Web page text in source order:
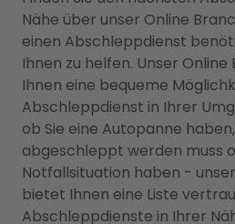
Nähe über unser Online
einen Abschleppdienst
Ihnen zu helfen. Unser
Ihnen eine bequeme
Abschleppdienst in Ihrer
ob Sie eine Autopanne
abgeschleppt werden muss
Notfallsituation haben -
bietet Ihnen eine Liste
Abschleppdienste in Ihrer